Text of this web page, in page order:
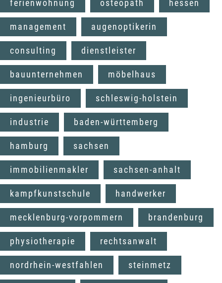
ferienwohnung osteopath hessen
management augenoptikerin
consulting dienstleister
bauunternehmen möbelhaus
ingenieurbüro schleswig-holstein
industrie baden-württemberg
hamburg sachsen
immobilienmakler sachsen-anhalt
kampfkunstschule handwerker
mecklenburg-vorpommern brandenburg
physiotherapie rechtsanwalt
nordrhein-westfahlen steinmetz